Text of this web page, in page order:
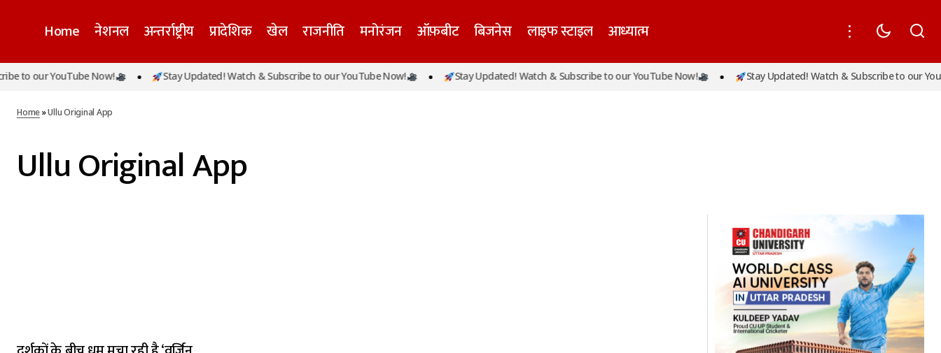
Home नेशनल अन्तर्राष्ट्रीय प्रादेशिक खेल राजनीति मनोरंजन ऑफ़बीट बिजनेस लाइफ स्टाइल आध्यात्म
to our YouTube Now! Stay Updated! Watch & Subscribe to our YouTube Now! Stay Updated! Watch & Subscribe to our YouTube Now! Stay Updated! Watch & Subscribe to our
Home»Ullu Original App
Ullu Original App